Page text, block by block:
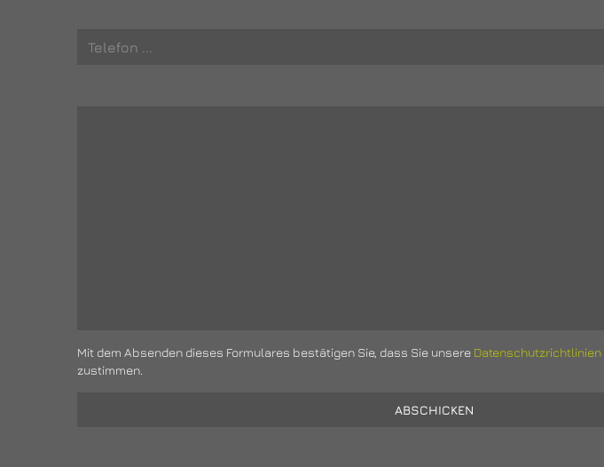
Mit dem Absenden dieses Formulares bestätigen Sie, dass Sie unsere Datenschutzrichtlinien
zustimmen.